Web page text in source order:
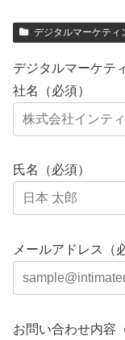
デジタルマーケティ
デジタルマーケテ
社名（必須）
氏名（必須）
メールアドレス（
お問い合わせ内容